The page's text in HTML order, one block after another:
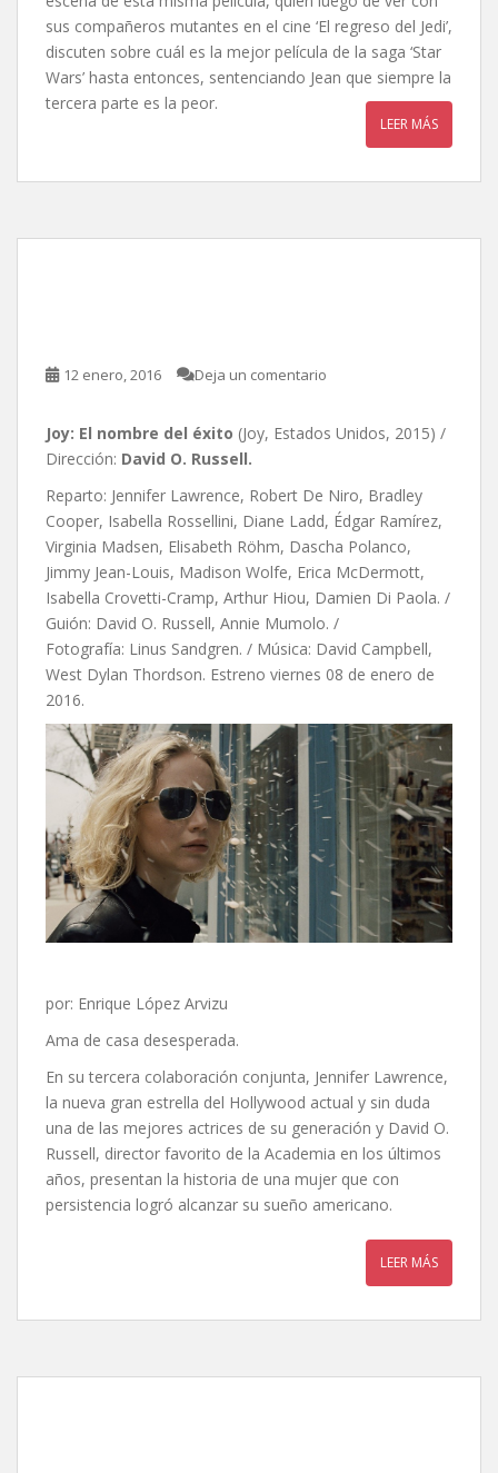
sus compañeros mutantes en el cine ‘El regreso del Jedi’,
discuten sobre cuál es la mejor película de la saga ‘Star
Wars’ hasta entonces, sentenciando Jean que siempre la
tercera parte es la peor.
LEER MÁS
12 enero, 2016 Deja un comentario
Joy: El nombre del éxito (Joy, Estados Unidos, 2015) /
Dirección: David O. Russell.
Reparto: Jennifer Lawrence, Robert De Niro, Bradley
Cooper, Isabella Rossellini, Diane Ladd, Édgar Ramírez,
Virginia Madsen, Elisabeth Röhm, Dascha Polanco,
Jimmy Jean-Louis, Madison Wolfe, Erica McDermott,
Isabella Crovetti-Cramp, Arthur Hiou, Damien Di Paola. /
Guión: David O. Russell, Annie Mumolo. /
Fotografía: Linus Sandgren. / Música: David Campbell,
West Dylan Thordson. Estreno viernes 08 de enero de
2016.
por: Enrique López Arvizu
Ama de casa desesperada.
En su tercera colaboración conjunta, Jennifer Lawrence,
la nueva gran estrella del Hollywood actual y sin duda
una de las mejores actrices de su generación y David O.
Russell, director favorito de la Academia en los últimos
años, presentan la historia de una mujer que con
persistencia logró alcanzar su sueño americano.
LEER MÁS